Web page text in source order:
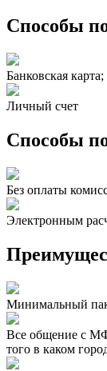
Способы
Банковская карта;
Личный счет
Способы
Без оплаты
Электронным
Минимальный
Все общение с
того в каком